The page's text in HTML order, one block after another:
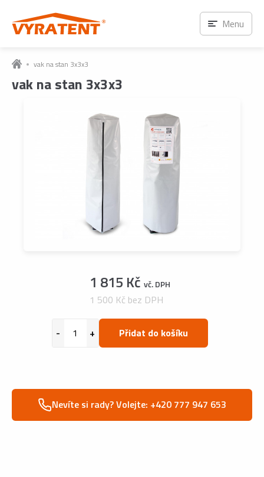
vak na stan 3x3x3
vak na stan 3x3x3
1 815 Kč vč. DPH
1 500 Kč bez DPH
Přidat do košíku
Nevíte si rady? Volejte: +420 777 947 653
Menu